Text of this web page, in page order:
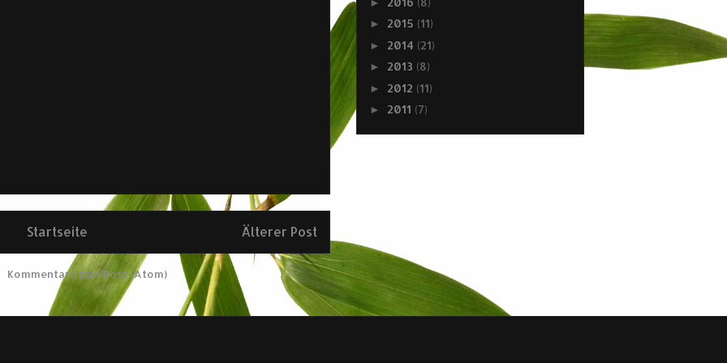
Älterer Post
Startseite
Kommentare zum Post (Atom)
► 2015 (11)
► 2014 (21)
► 2013 (8)
► 2012 (11)
► 2011 (7)